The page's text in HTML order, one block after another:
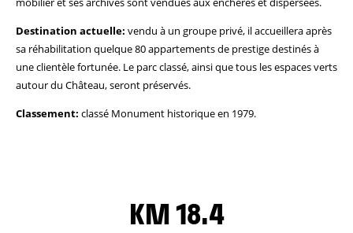
Destination actuelle: vendu à un groupe privé, il accueillera après
sa réhabilitation quelque 80 appartements de prestige destinés à
une clientèle fortunée. Le parc classé, ainsi que tous les espaces verts
autour du Château, seront préservés.
Classement: classé Monument historique en 1979.
KM 18.4